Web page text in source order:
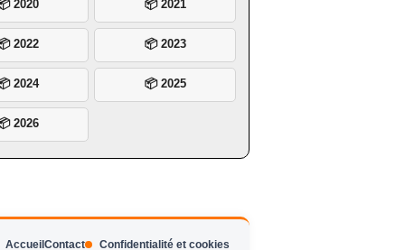
2020 📦 2021
2022 📦 2023
2024 📦 2025
2026
Accueil Contact Confidentialité et cookies